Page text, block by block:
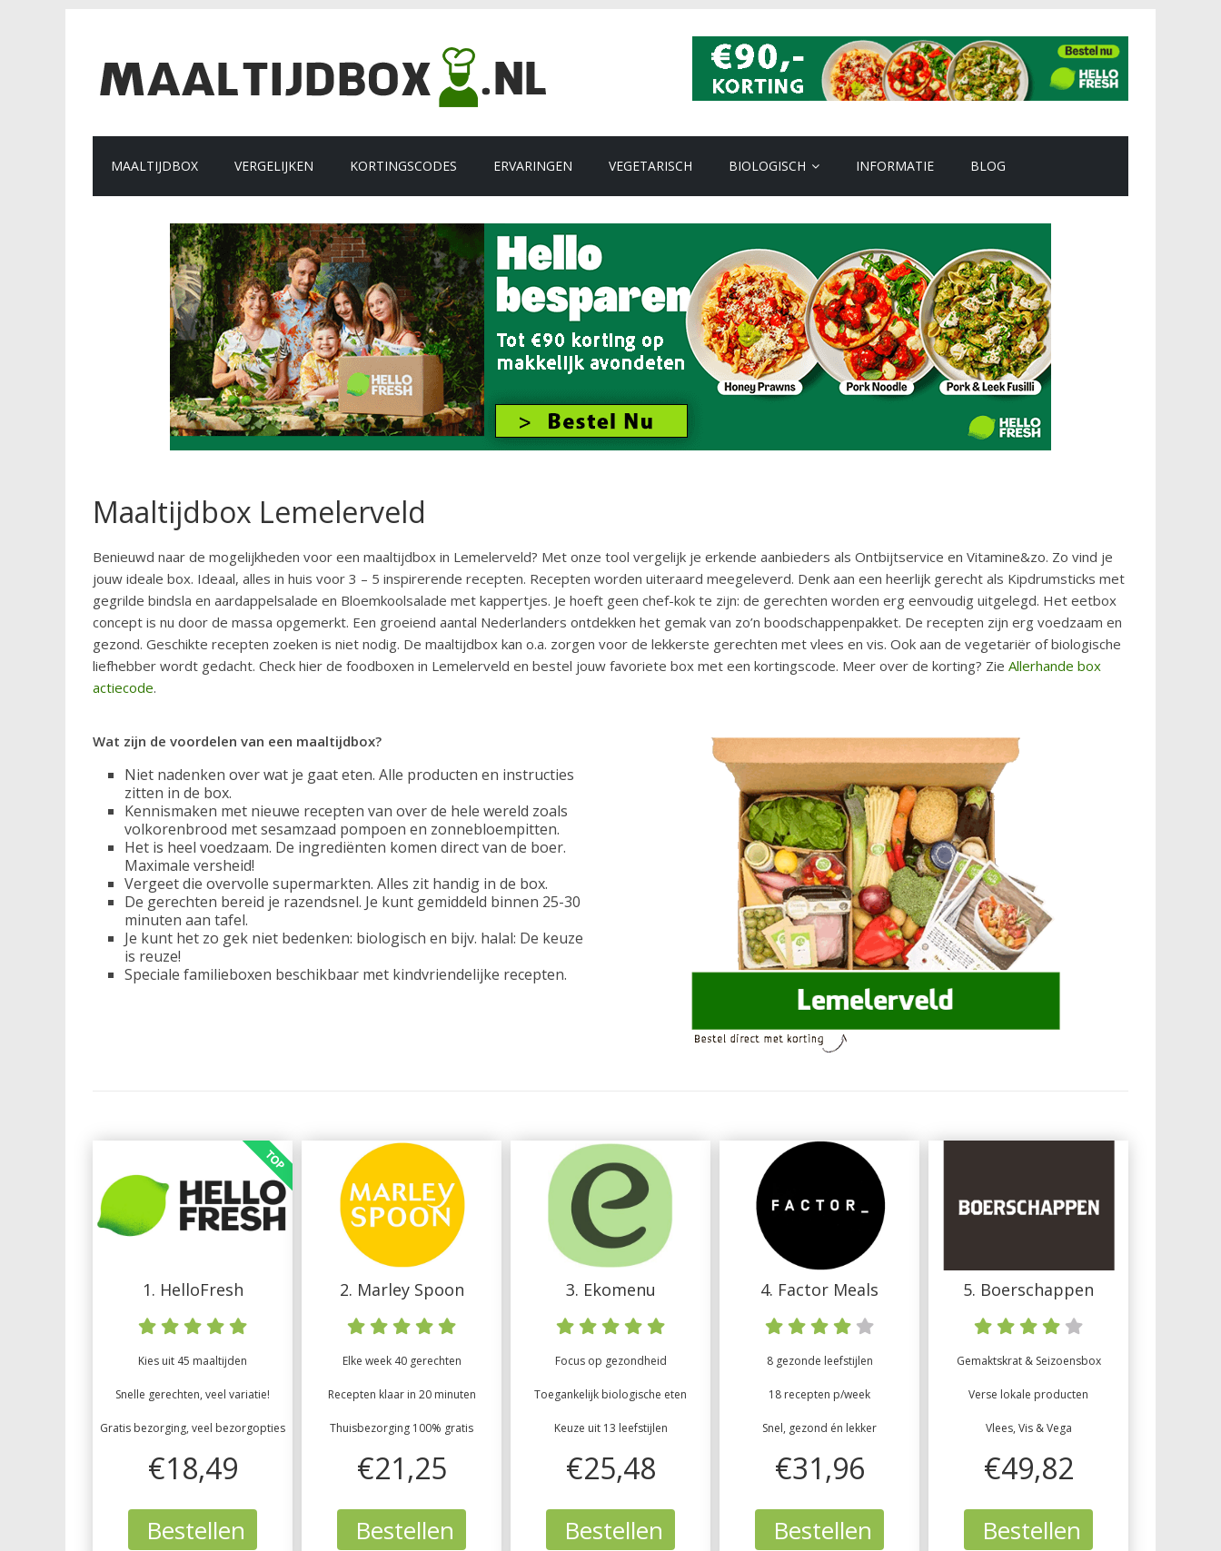
MAALTIJDBOX VERGELIJKEN KORTINGSCODES ERVARINGEN VEGETARISCH BIOLOGISCH INFORMATIE BLOG
Maaltijdbox Lemelerveld
Benieuwd naar de mogelijkheden voor een maaltijdbox in Lemelerveld? Met onze tool vergelijk je erkende aanbieders als Ontbijtservice en Vitamine&zo. Zo vind je
jouw ideale box. Ideaal, alles in huis voor 3 – 5 inspirerende recepten. Recepten worden uiteraard meegeleverd. Denk aan een heerlijk gerecht als Kipdrumsticks met
gegrilde bindsla en aardappelsalade en Bloemkoolsalade met kappertjes. Je hoeft geen chef-kok te zijn: de gerechten worden erg eenvoudig uitgelegd. Het eetbox
concept is nu door de massa opgemerkt. Een groeiend aantal Nederlanders ontdekken het gemak van zo’n boodschappenpakket. De recepten zijn erg voedzaam en
gezond. Geschikte recepten zoeken is niet nodig. De maaltijdbox kan o.a. zorgen voor de lekkerste gerechten met vlees en vis. Ook aan de vegetariër of biologische
liefhebber wordt gedacht. Check hier de foodboxen in Lemelerveld en bestel jouw favoriete box met een kortingscode. Meer over de korting? Zie Allerhande box
actiecode.
Wat zijn de voordelen van een maaltijdbox?
Niet nadenken over wat je gaat eten. Alle producten en instructies
zitten in de box.
Kennismaken met nieuwe recepten van over de hele wereld zoals
volkorenbrood met sesamzaad pompoen en zonnebloempitten.
Het is heel voedzaam. De ingrediënten komen direct van de boer.
Maximale versheid!
Vergeet die overvolle supermarkten. Alles zit handig in de box.
De gerechten bereid je razendsnel. Je kunt gemiddeld binnen 25-30
minuten aan tafel.
Je kunt het zo gek niet bedenken: biologisch en bijv. halal: De keuze
is reuze!
Speciale familieboxen beschikbaar met kindvriendelijke recepten.
1. HelloFresh
Kies uit 45 maaltijden
Snelle gerechten, veel variatie!
Gratis bezorging, veel bezorgopties
€18,49
Bestellen
2. Marley Spoon
Elke week 40 gerechten
Recepten klaar in 20 minuten
Thuisbezorging 100% gratis
€21,25
Bestellen
3. Ekomenu
Focus op gezondheid
Toegankelijk biologische eten
Keuze uit 13 leefstijlen
€25,48
Bestellen
4. Factor Meals
8 gezonde leefstijlen
18 recepten p/week
Snel, gezond én lekker
€31,96
Bestellen
5. Boerschappen
Gemaktskrat & Seizoensbox
Verse lokale producten
Vlees, Vis & Vega
€49,82
Bestellen